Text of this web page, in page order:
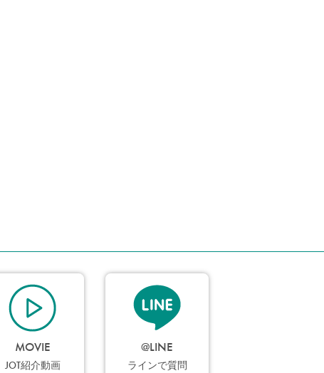
MOVIE
JOT紹介動画
@LINE
ラインで質問